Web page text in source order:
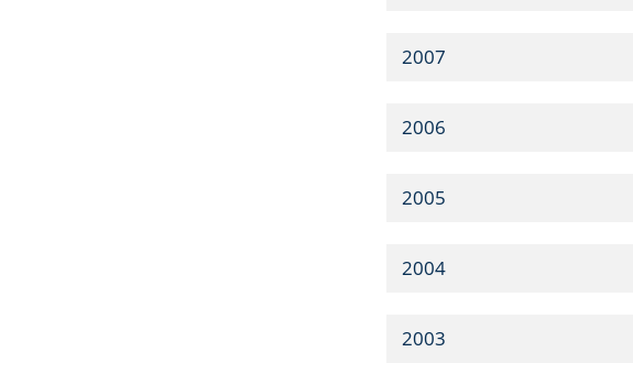
2007
2006
2005
2004
2003